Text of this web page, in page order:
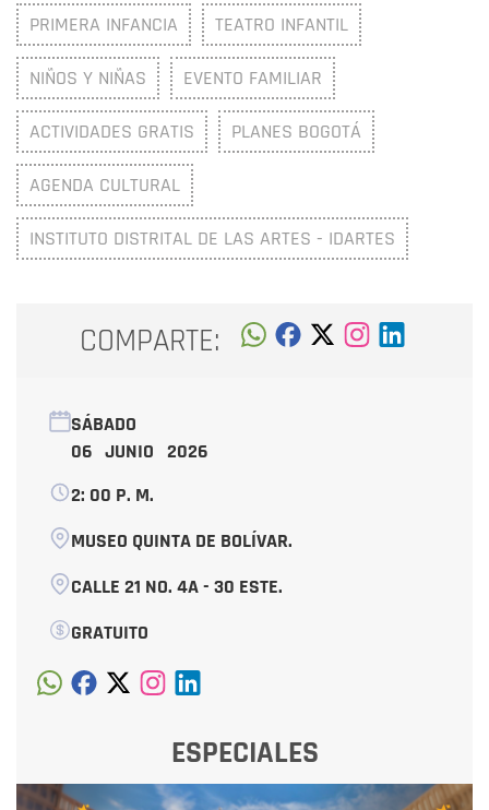
PRIMERA INFANCIA TEATRO INFANTIL
NIÑOS Y NIÑAS EVENTO FAMILIAR
ACTIVIDADES GRATIS PLANES BOGOTÁ
AGENDA CULTURAL
INSTITUTO DISTRITAL DE LAS ARTES - IDARTES
COMPARTE:
SÁBADO
06 JUNIO 2026
2: 00 P. M.
MUSEO QUINTA DE BOLÍVAR.
CALLE 21 NO. 4A - 30 ESTE.
GRATUITO
ESPECIALES